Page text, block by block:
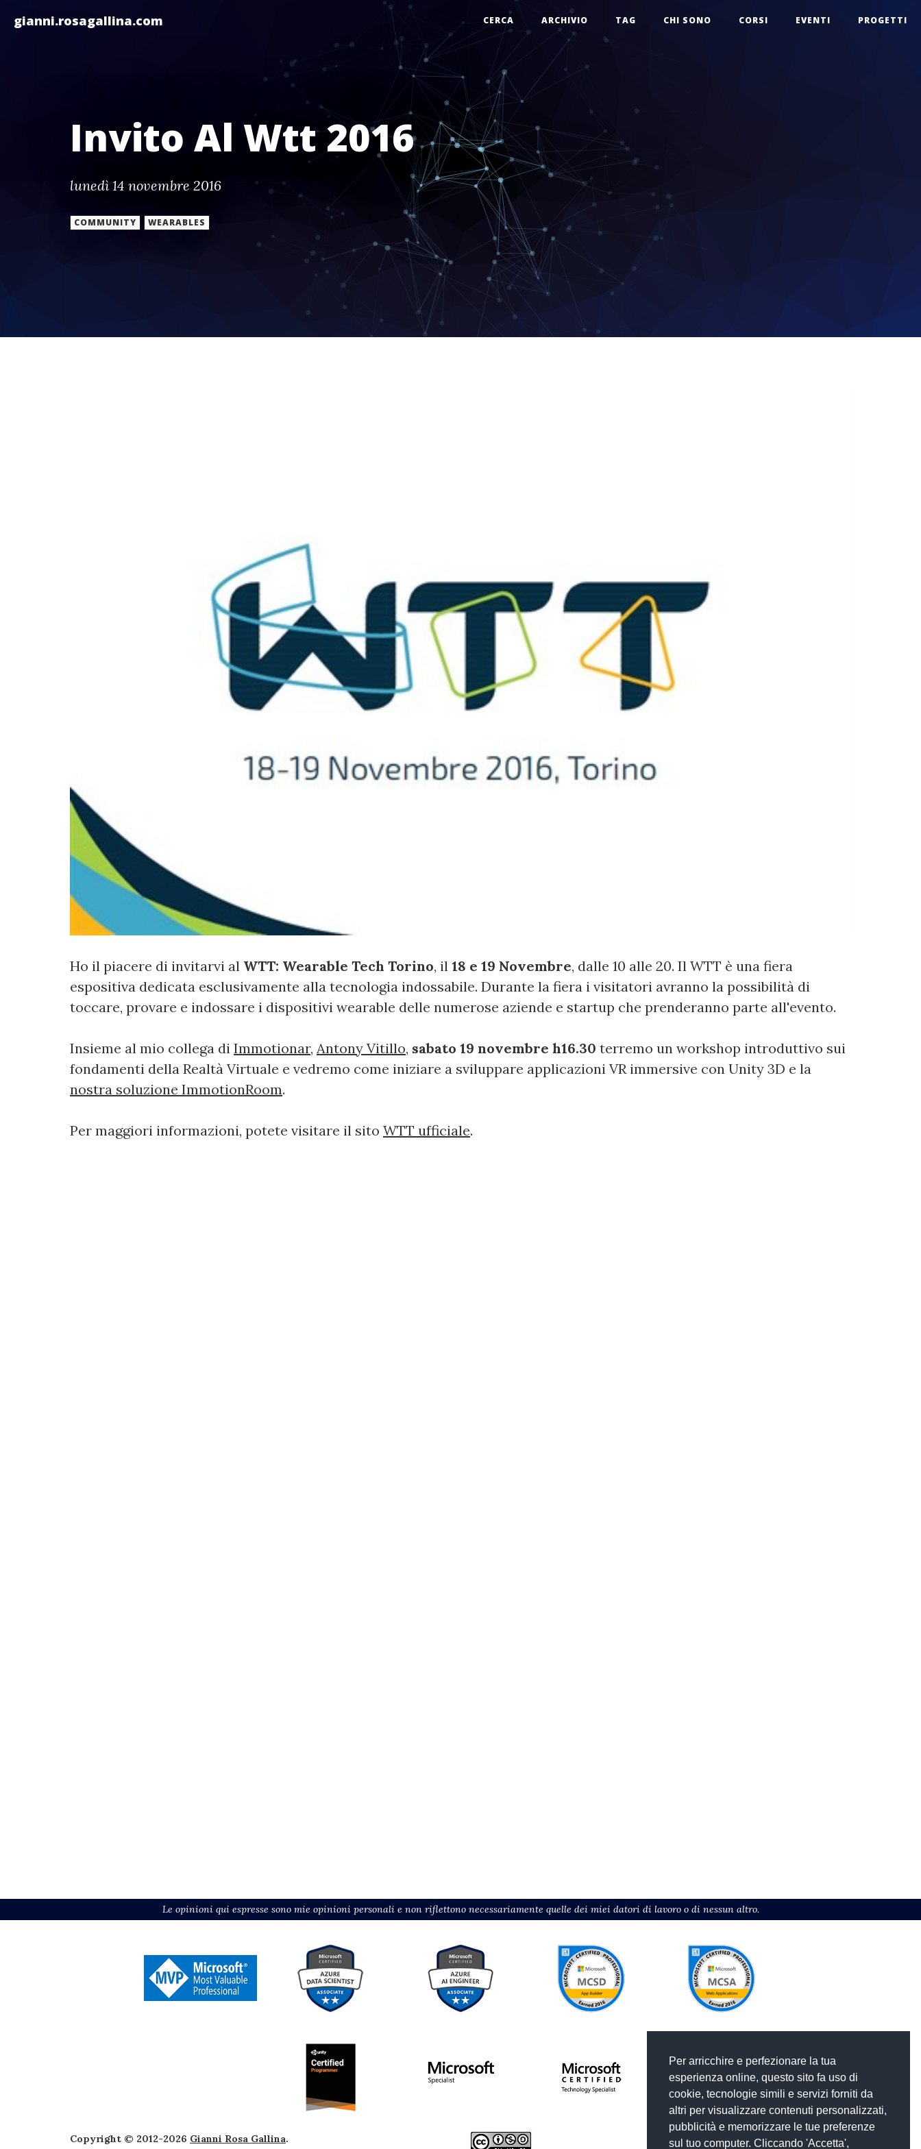
Per arricchire e perfezionare la tua
esperienza online, questo sito fa uso di
cookie, tecnologie simili e servizi forniti da
altri per visualizzare contenuti personalizzati,
pubblicità e memorizzare le tue preferenze
sul tuo computer. Cliccando 'Accetta',
gianni.rosagallina.com CERCA ARCHIVIO TAG CHI SONO CORSI EVENTI PROGETTI
Invito Al Wtt 2016
lunedì 14 novembre 2016
COMMUNITY WEARABLES
Ho il piacere di invitarvi al WTT: Wearable Tech Torino, il 18 e 19 Novembre, dalle 10 alle 20. Il WTT è una fiera
espositiva dedicata esclusivamente alla tecnologia indossabile. Durante la fiera i visitatori avranno la possibilità di
toccare, provare e indossare i dispositivi wearable delle numerose aziende e startup che prenderanno parte all'evento.
Insieme al mio collega di Immotionar, Antony Vitillo, sabato 19 novembre h16.30 terremo un workshop introduttivo sui
fondamenti della Realtà Virtuale e vedremo come iniziare a sviluppare applicazioni VR immersive con Unity 3D e la
nostra soluzione ImmotionRoom.
Per maggiori informazioni, potete visitare il sito WTT ufficiale.
Le opinioni qui espresse sono mie opinioni personali e non riflettono necessariamente quelle dei miei datori di lavoro o di nessun altro.
Copyright © 2012-2026 Gianni Rosa Gallina.